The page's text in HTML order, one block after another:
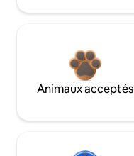
Animaux acceptés